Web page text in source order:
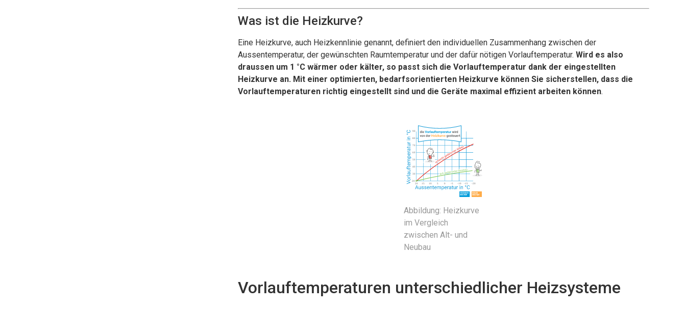
Was ist die Heizkurve?
Eine Heizkurve, auch Heizkennlinie genannt, definiert den individuellen Zusammenhang zwischen der
Aussentemperatur, der gewünschten Raumtemperatur und der dafür nötigen Vorlauftemperatur.Wird es also
draussen um 1 °C wärmer oder kälter, so passt sich die Vorlauftemperatur dank der eingestellten
Heizkurve an. Mit einer optimierten, bedarfsorientierten Heizkurve können Sie sicherstellen, dass die
Vorlauftemperaturen richtig eingestellt sind und die Geräte maximal effizient arbeiten können.
Abbildung: Heizkurve
im Vergleich
zwischen Alt- und
Neubau
Vorlauftemperaturen unterschiedlicher Heizsysteme